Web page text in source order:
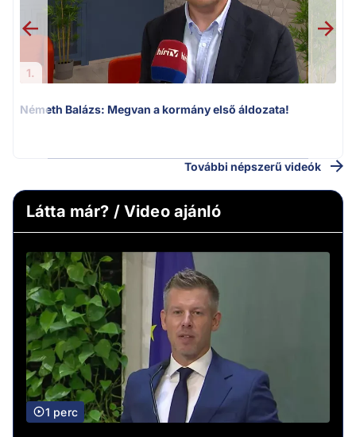
1.
Németh Balázs: Megvan a kormány első áldozata!
További népszerű videók
Látta már? / Video ajánló
1 perc